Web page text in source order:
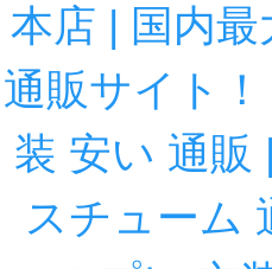
本店 | 国内
通販サイト
装 安い 通販
スチューム